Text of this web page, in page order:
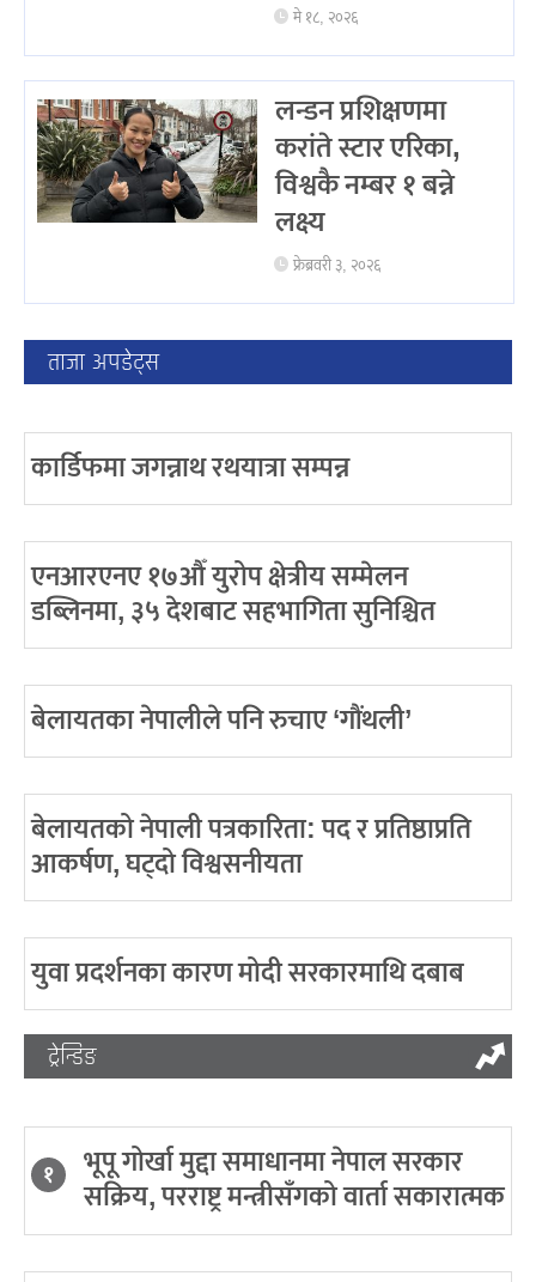
मे १८, २०२६
लन्डन प्रशिक्षणमा
करांते स्टार एरिका,
विश्वकै नम्बर १ बन्ने
लक्ष्य
फ्रेब्रवरी ३, २०२६
ताजा अपडेट्स
कार्डिफमा जगन्नाथ रथयात्रा सम्पन्न
एनआरएनए १७औँ युरोप क्षेत्रीय सम्मेलन
डब्लिनमा, ३५ देशबाट सहभागिता सुनिश्चित
बेलायतका नेपालीले पनि रुचाए ‘गौंथली’
बेलायतको नेपाली पत्रकारिता: पद र प्रतिष्ठाप्रति
आकर्षण, घट्दो विश्वसनीयता
युवा प्रदर्शनका कारण मोदी सरकारमाथि दबाब
ट्रेन्डिङ
१ भूपू गोर्खा मुद्दा समाधानमा नेपाल सरकार
सक्रिय, परराष्ट्र मन्त्रीसँगको वार्ता सकारात्मक